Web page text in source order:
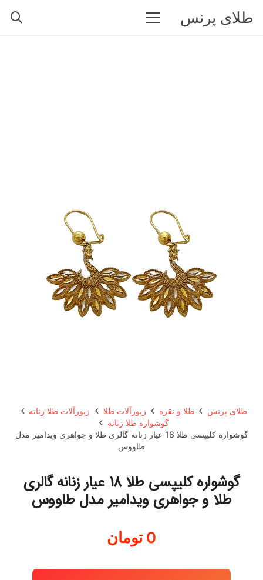
طلای پرنس
طلای پرنس طلا و نقره زیورآلات طلا
زیورآلات طلا زنانه
گوشواره طلا زنانه
گوشواره کلیپسی طلا 18 عیار زنانه گالری طلا و جواهری ویدامیر مدل
طاووس
گوشواره کلیپسی طلا 18 عیار زنانه گالری
طلا و جواهری ویدامیر مدل طاووس
0 تومان